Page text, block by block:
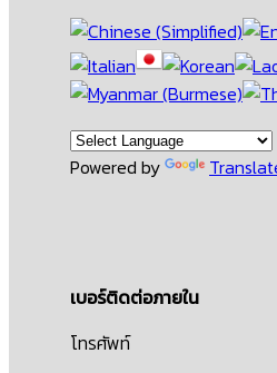
Powered by
เบอร์ติดต่อภายใน
โทรศัพท์